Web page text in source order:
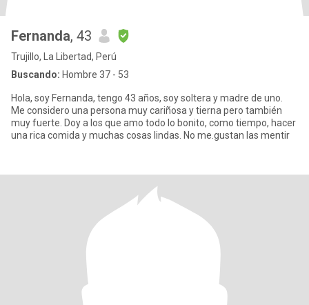
Fernanda, 43
Trujillo, La Libertad, Perú
Buscando: Hombre 37 - 53
Hola, soy Fernanda, tengo 43 años, soy soltera y madre de uno.
Me considero una persona muy cariñosa y tierna pero también
muy fuerte. Doy a los que amo todo lo bonito, como tiempo, hacer
una rica comida y muchas cosas lindas. No me.gustan las mentir